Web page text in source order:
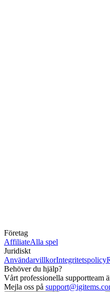
Företag
AffiliateAlla spel
Juridiskt
AnvändarvillkorIntegritetspolicy
Behöver du hjälp?
Vårt professionella supportteam
Mejla oss på